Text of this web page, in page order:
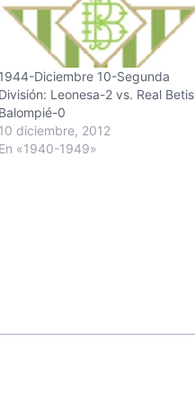
1944-Diciembre 10-Segunda
División: Leonesa-2 vs. Real Betis
Balompié-0
10 diciembre, 2012
En «1940-1949»